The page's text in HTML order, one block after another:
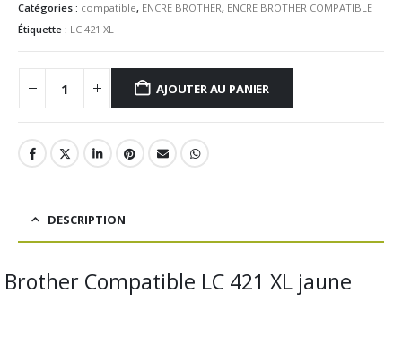
Catégories : compatible, ENCRE BROTHER, ENCRE BROTHER COMPATIBLE
Étiquette : LC 421 XL
AJOUTER AU PANIER
DESCRIPTION
Brother Compatible LC 421 XL jaune